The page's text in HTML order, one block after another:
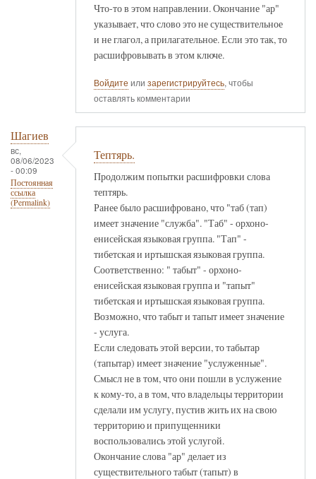
Что-то в этом направлении. Окончание "ар"
указывает, что слово это не существительное
и не глагол, а прилагательное. Если это так, то
расшифровывать в этом ключе.
Войдите или зарегистрируйтесь, чтобы
оставлять комментарии
Шагиев
вс,
08/06/2023
- 00:09
Постоянная
ссылка
(Permalink)
Тептярь.
Продолжим попытки расшифровки слова
тептярь.
Ранее было расшифровано, что "таб (тап)
имеет значение "служба". "Таб" - орхоно-
енисейская языковая группа. "Тап" -
тибетская и иртышская языковая группа.
Соответственно: " табыт" - орхоно-
енисейская языковая группа и "тапыт"
тибетская и иртышская языковая группа.
Возможно, что табыт и тапыт имеет значение
- услуга.
Если следовать этой версии, то табытар
(тапытар) имеет значение "услуженные".
Смысл не в том, что они пошли в услужение
к кому-то, а в том, что владельцы территории
сделали им услугу, пустив жить их на свою
территорию и припущенники
воспользовались этой услугой.
Окончание слова "ар" делает из
существительного табыт (тапыт) в